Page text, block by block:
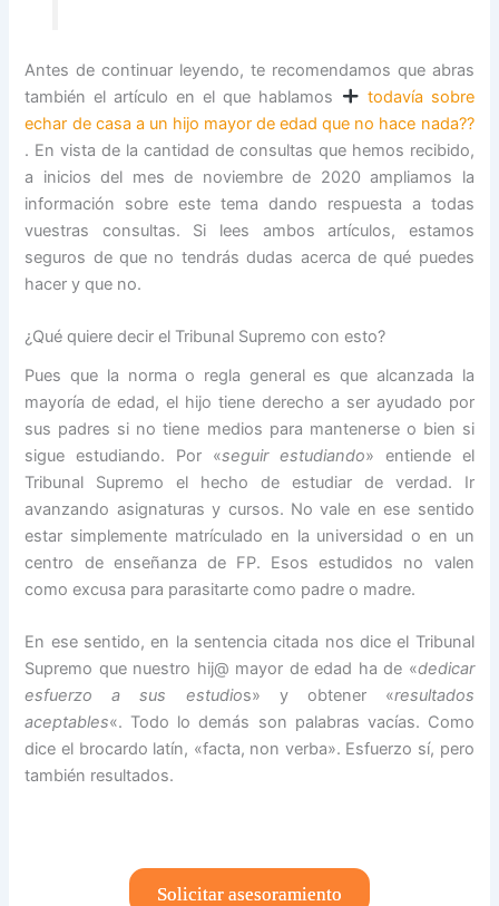
Antes de continuar leyendo, te recomendamos que abras
también el artículo en el que hablamos
todavía sobre
echar de casa a un hijo mayor de edad que no hace nada?‍?
. En vista de la cantidad de consultas que hemos recibido,
a inicios del mes de noviembre de 2020 ampliamos la
información sobre este tema dando respuesta a todas
vuestras consultas. Si lees ambos artículos, estamos
seguros de que no tendrás dudas acerca de qué puedes
hacer y que no.
¿Qué quiere decir el Tribunal Supremo con esto?
Pues que la norma o regla general es que alcanzada la
mayoría de edad, el hijo tiene derecho a ser ayudado por
sus padres si no tiene medios para mantenerse o bien si
sigue estudiando. Por «seguir estudiando» entiende el
Tribunal Supremo el hecho de estudiar de verdad. Ir
avanzando asignaturas y cursos. No vale en ese sentido
estar simplemente matrículado en la universidad o en un
centro de enseñanza de FP. Esos estudidos no valen
como excusa para parasitarte como padre o madre.
En ese sentido, en la sentencia citada nos dice el Tribunal
Supremo que nuestro hij@ mayor de edad ha de «dedicar
esfuerzo a sus estudios» y obtener «resultados
aceptables«. Todo lo demás son palabras vacías. Como
dice el brocardo latín, «facta, non verba». Esfuerzo sí, pero
también resultados.
Solicitar asesoramiento